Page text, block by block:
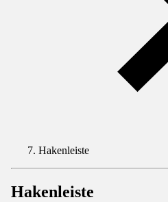
Hakenleiste
Hakenleiste